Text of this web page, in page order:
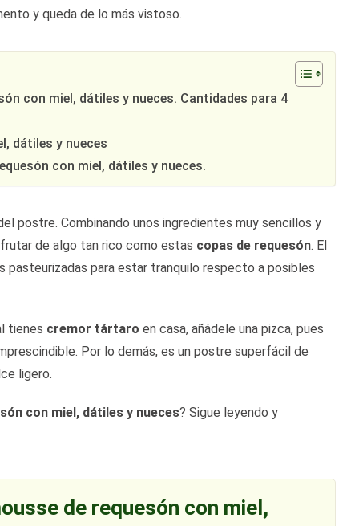
y queda de lo más vistoso.
con miel, dátiles y nueces. Cantidades para 4
dátiles y nueces
con miel, dátiles y nueces.
postre. Combinando unos ingredientes muy sencillos y
de algo tan rico como estas copas de requesón. El
pasteurizadas para estar tranquilo respecto a posibles
tienes cremor tártaro en casa, añádele una pizca, pues
Por lo demás, es un postre superfácil de
ligero.
con miel, dátiles y nueces? Sigue leyendo y
de requesón con miel,